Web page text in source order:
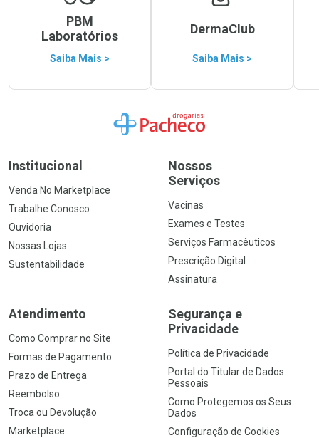
PBM
Laboratórios
Saiba Mais >
DermaClub
Saiba Mais >
Ir para a Home
Institucional
Venda No Marketplace
Trabalhe Conosco
Ouvidoria
Nossas Lojas
Sustentabilidade
Nossos
Serviços
Vacinas
Exames e Testes
Serviços Farmacêuticos
Prescrição Digital
Assinatura
Atendimento
Como Comprar no Site
Formas de Pagamento
Prazo de Entrega
Reembolso
Troca ou Devolução
Marketplace
Segurança e
Privacidade
Política de Privacidade
Portal do Titular de Dados
Pessoais
Como Protegemos os Seus
Dados
Configuração de Cookies